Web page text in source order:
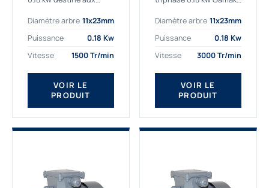
exigeantes. Fort de
nombreuses années
détermination et la
fourniture...
Diamètre arbre 11x23mm
Puissance
0.18 Kw
Vitesse
1500 Tr/min
VOIR LE
PRODUIT
professionnelle
indispensable à vos
Fournisseur Français
des moteurs
électriques Gamak,
nous proposons
exclusivement des...
Diamètre arbre 11x23mm
Puissance
0.18 Kw
Vitesse
3000 Tr/min
VOIR LE
PRODUIT